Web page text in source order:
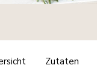
Zutaten